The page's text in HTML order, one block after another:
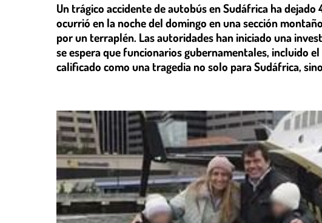
Un trágico accidente de autobús en Sudáfrica ha
ocurrió en la noche del domingo en una sección
por un terraplén. Las autoridades han iniciado una
se espera que funcionarios gubernamentales, incluido
calificado como una tragedia no solo para Sudáfrica,